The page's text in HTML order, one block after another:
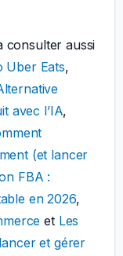
consulter aussi
Uber Eats,
avec l’IA,
(et lancer
FBA :
en 2026,
et Les
et gérer